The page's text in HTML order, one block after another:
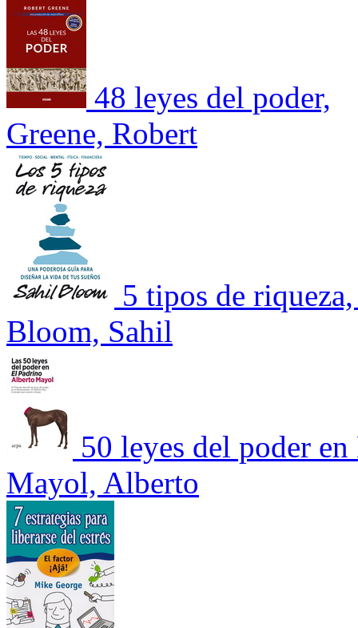
48 leyes del poder,
Greene, Robert
5 tipos de
Bloom, Sahil
50 leyes del poder
Mayol, Alberto